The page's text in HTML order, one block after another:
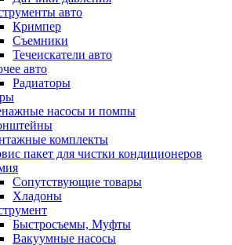
авто
Кримпер
Съемники
Течеискатели авто
авто
Радиаторы
насосы и помпы
комплекты
пакет для чистки кондиционеров
Сопутствующие товары
Хладоны
Быстросъемы, Муфты
Вакуумные насосы